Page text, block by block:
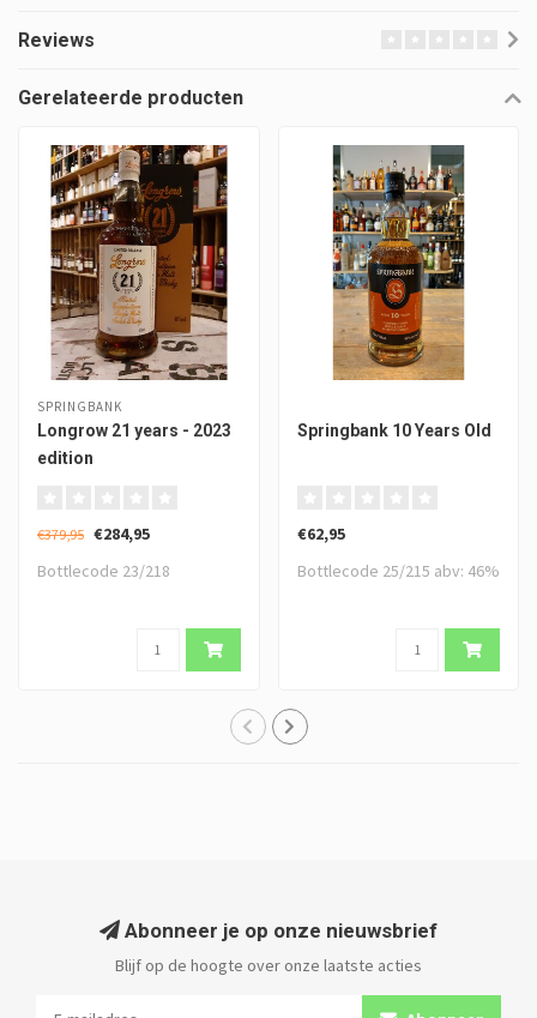
Reviews
Gerelateerde producten
SPRINGBANK
Longrow 21 years - 2023
edition
€379,95 €284,95
Bottlecode 23/218
Springbank 10 Years Old
€62,95
Bottlecode 25/215 abv: 46%
Abonneer je op onze nieuwsbrief
Blijf op de hoogte over onze laatste acties